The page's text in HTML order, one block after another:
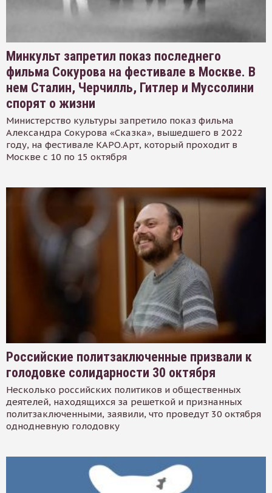
Минкульт запретил показ последнего
фильма Сокурова на фестивале в Москве. В
нем Сталин, Черчилль, Гитлер и Муссолини
спорят о жизни
Министерство культуры запретило показ фильма
Александра Сокурова «Сказка», вышедшего в 2022
году, на фестивале КАРО.Арт, который проходит в
Москве с 10 по 15 октября
Российские политзаключенные призвали к
голодовке солидарности 30 октября
Несколько российских политиков и общественных
деятелей, находящихся за решеткой и признанных
политзаключенными, заявили, что проведут 30 октября
однодневную голодовку